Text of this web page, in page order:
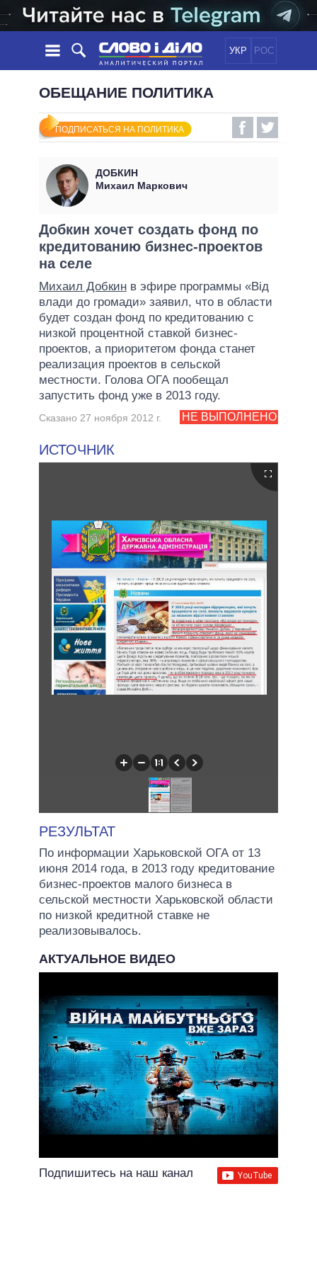
УКР РОС
НОВОСТИ
ЛЕНТА
СОБЫТИЯ
СТАТЬИ
МНЕНИЯ
ОБЗОРЫ
ДАЙДЖЕСТЫ
ПОЛИТИКА
ЭКОНОМИКА
МИР
ОБЕЩАНИЯ
ВСЕ ПОЛИТИКИ
ПРЕЗИДЕНТ И ОФИС
ВЕРХОВНАЯ РАДА
КАБИНЕТ МИНИСТРОВ
ГЛАВЫ ОБЛАДМИНИСТРАЦИЙ
МЭРЫ
ВСЕ ПЕРСОНЫ
ИНФОГРАФИКА
ПОДДЕРЖАТЬ
ОБЕЩАНИЕ ПОЛИТИКА
ПОДПИСАТЬСЯ НА ПОЛИТИКА
ДОБКИН
Михаил Маркович
Добкин хочет создать фонд по
кредитованию бизнес-проектов
на селе
Михаил Добкин в эфире программы «Від
влади до громади» заявил, что в области
будет создан фонд по кредитованию с
низкой процентной ставкой бизнес-
проектов, а приоритетом фонда станет
реализация проектов в сельской
местности. Голова ОГА пообещал
запустить фонд уже в 2013 году.
НЕ ВЫПОЛНЕНО
Сказано 27 ноября 2012 г.
ИСТОЧНИК
РЕЗУЛЬТАТ
По информации Харьковской ОГА от 13
июня 2014 года, в 2013 году кредитование
бизнес-проектов малого бизнеса в
сельской местности Харьковской области
по низкой кредитной ставке не
реализовывалось.
АКТУАЛЬНОЕ ВИДЕО
Подпишитесь на наш канал